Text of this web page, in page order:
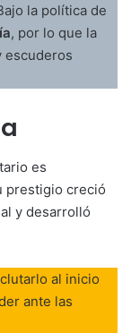
la política de
, por lo que la
escuderos
es
prestigio creció
y desarrolló
al inicio
ante las